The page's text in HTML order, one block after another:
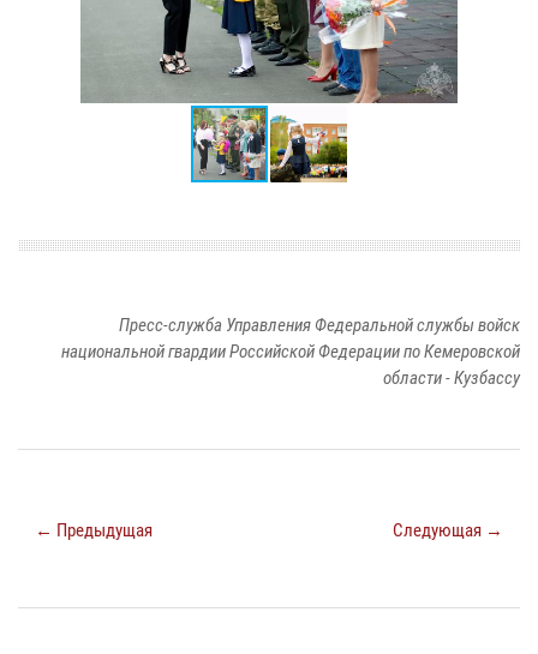
Пресс-служба Управления Федеральной службы войск
национальной гвардии Российской Федерации по Кемеровской
области - Кузбассу
← Предыдущая Следующая →